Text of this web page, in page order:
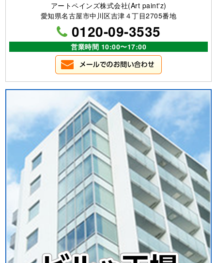
アートペインズ株式会社(Art paint'z)
愛知県名古屋市中川区吉津４丁目2705番地
0120-09-3535
営業時間 10:00〜17:00